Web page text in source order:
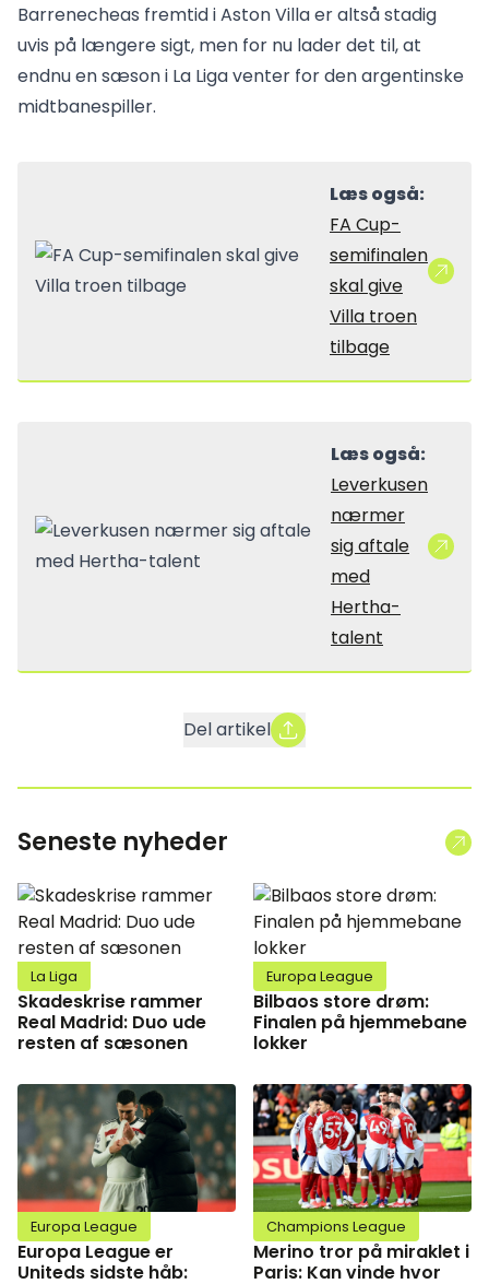
Barrenecheas fremtid i Aston Villa er altså stadig
uvis på længere sigt, men for nu lader det til, at
endnu en sæson i La Liga venter for den argentinske
midtbanespiller.
Læs også:
FA Cup-
semifinalen
skal give
Villa troen
tilbage
Læs også:
Leverkusen
nærmer
sig aftale
med
Hertha-
talent
Del artikel
Seneste nyheder
La Liga
Skadeskrise rammer
Real Madrid: Duo ude
resten af sæsonen
Europa League
Bilbaos store drøm:
Finalen på hjemmebane
lokker
Europa League
Europa League er
Uniteds sidste håb:
Champions League
Merino tror på miraklet i
Paris: Kan vinde hvor